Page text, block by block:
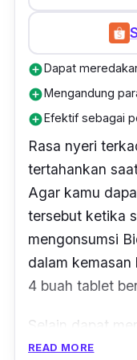
add_circleDapat
add_circleMengandung
add_circleEfektif sebagai
Rasa nyeri
tertahankan
Agar kamu
tersebut ketika
mengonsumsi
dalam kemasan
4 buah tablet
Selain dapat
paracetamol ini
READ MORE